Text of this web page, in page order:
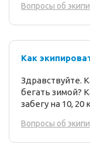
Вопросы об
Как
Здравствуйте.
бегать зимой?
забегу на 10, 20
Вопросы об